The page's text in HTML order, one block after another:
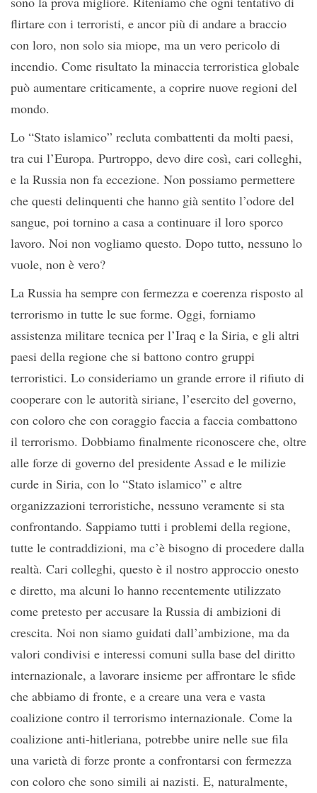
flirtare con i terroristi, e ancor più di andare a braccio
con loro, non solo sia miope, ma un vero pericolo di
incendio. Come risultato la minaccia terroristica globale
può aumentare criticamente, a coprire nuove regioni del
mondo.
Lo “Stato islamico” recluta combattenti da molti paesi,
tra cui l’Europa. Purtroppo, devo dire così, cari colleghi,
e la Russia non fa eccezione. Non possiamo permettere
che questi delinquenti che hanno già sentito l’odore del
sangue, poi tornino a casa a continuare il loro sporco
lavoro. Noi non vogliamo questo. Dopo tutto, nessuno lo
vuole, non è vero?
La Russia ha sempre con fermezza e coerenza risposto al
terrorismo in tutte le sue forme. Oggi, forniamo
assistenza militare tecnica per l’Iraq e la Siria, e gli altri
paesi della regione che si battono contro gruppi
terroristici. Lo consideriamo un grande errore il rifiuto di
cooperare con le autorità siriane, l’esercito del governo,
con coloro che con coraggio faccia a faccia combattono
il terrorismo. Dobbiamo finalmente riconoscere che, oltre
alle forze di governo del presidente Assad e le milizie
curde in Siria, con lo “Stato islamico” e altre
organizzazioni terroristiche, nessuno veramente si sta
confrontando. Sappiamo tutti i problemi della regione,
tutte le contraddizioni, ma c’è bisogno di procedere dalla
realtà. Cari colleghi, questo è il nostro approccio onesto
e diretto, ma alcuni lo hanno recentemente utilizzato
come pretesto per accusare la Russia di ambizioni di
crescita. Noi non siamo guidati dall’ambizione, ma da
valori condivisi e interessi comuni sulla base del diritto
internazionale, a lavorare insieme per affrontare le sfide
che abbiamo di fronte, e a creare una vera e vasta
coalizione contro il terrorismo internazionale. Come la
coalizione anti-hitleriana, potrebbe unire nelle sue fila
una varietà di forze pronte a confrontarsi con fermezza
con coloro che sono simili ai nazisti. E, naturalmente,